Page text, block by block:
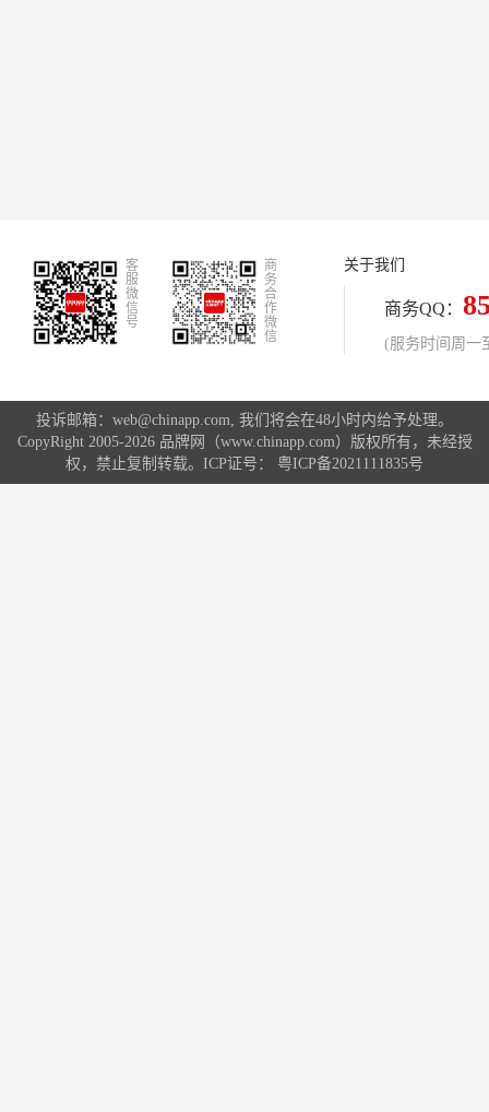
客
服
微
信
号
商
务
合
作
微
信
关于我们
商务QQ：
(服务时间周一
投诉邮箱：web@chinapp.com, 我们将会在48小时内给予处理。
CopyRight 2005-2026 品牌网（www.chinapp.com）版权所有，未经授
权，禁止复制转载。ICP证号： 粤ICP备2021111835号